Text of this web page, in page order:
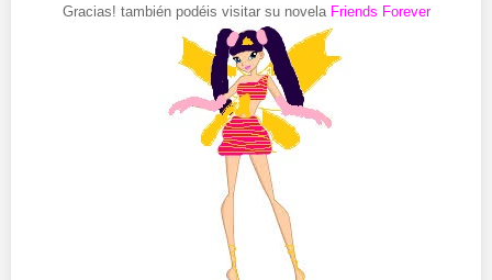
Gracias! también podéis visitar su novela Friends Forever